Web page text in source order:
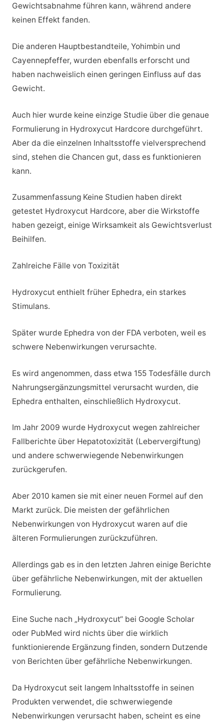
Gewichtsabnahme führen kann, während andere
keinen Effekt fanden.
Die anderen Hauptbestandteile, Yohimbin und
Cayennepfeffer, wurden ebenfalls erforscht und
haben nachweislich einen geringen Einfluss auf das
Gewicht.
Auch hier wurde keine einzige Studie über die genaue
Formulierung in Hydroxycut Hardcore durchgeführt.
Aber da die einzelnen Inhaltsstoffe vielversprechend
sind, stehen die Chancen gut, dass es funktionieren
kann.
Zusammenfassung Keine Studien haben direkt
getestet Hydroxycut Hardcore, aber die Wirkstoffe
haben gezeigt, einige Wirksamkeit als Gewichtsverlust
Beihilfen.
Zahlreiche Fälle von Toxizität
Hydroxycut enthielt früher Ephedra, ein starkes
Stimulans.
Später wurde Ephedra von der FDA verboten, weil es
schwere Nebenwirkungen verursachte.
Es wird angenommen, dass etwa 155 Todesfälle durch
Nahrungsergänzungsmittel verursacht wurden, die
Ephedra enthalten, einschließlich Hydroxycut.
Im Jahr 2009 wurde Hydroxycut wegen zahlreicher
Fallberichte über Hepatotoxizität (Lebervergiftung)
und andere schwerwiegende Nebenwirkungen
zurückgerufen.
Aber 2010 kamen sie mit einer neuen Formel auf den
Markt zurück. Die meisten der gefährlichen
Nebenwirkungen von Hydroxycut waren auf die
älteren Formulierungen zurückzuführen.
Allerdings gab es in den letzten Jahren einige Berichte
über gefährliche Nebenwirkungen, mit der aktuellen
Formulierung.
Eine Suche nach „Hydroxycut“ bei Google Scholar
oder PubMed wird nichts über die wirklich
funktionierende Ergänzung finden, sondern Dutzende
von Berichten über gefährliche Nebenwirkungen.
Da Hydroxycut seit langem Inhaltsstoffe in seinen
Produkten verwendet, die schwerwiegende
Nebenwirkungen verursacht haben, scheint es eine